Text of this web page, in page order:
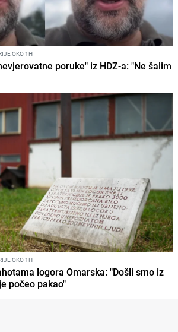
OKO 1H
poruke" iz HDZ-a: "Ne šalim
OKO 1H
logora Omarska: "Došli smo iz
počeo pakao"